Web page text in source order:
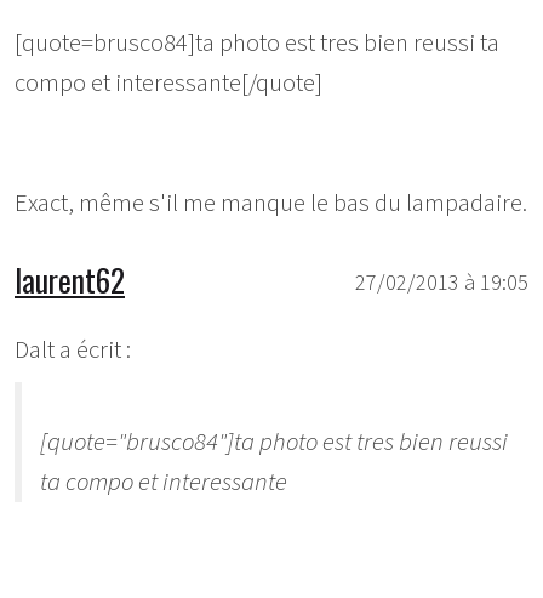
[quote=brusco84]ta photo est tres bien reussi ta
compo et interessante[/quote]
Exact, même s'il me manque le bas du lampadaire.
27/02/2013 à 19:05
laurent62
Dalt a écrit :
[quote="brusco84"]ta photo est tres bien reussi
ta compo et interessante